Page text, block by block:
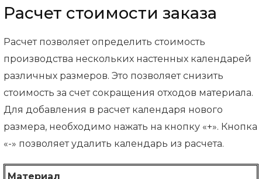
Расчет стоимости заказа
Расчет позволяет определить стоимость
производства нескольких настенных календарей
различных размеров. Это позволяет снизить
стоимость за счет сокращения отходов материала.
Для добавления в расчет календаря нового
размера, необходимо нажать на кнопку «+». Кнопка
«-» позволяет удалить календарь из расчета.
Материал